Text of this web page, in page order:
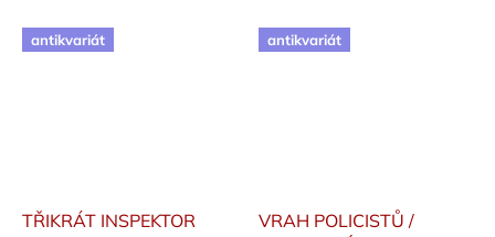
antikvariát
TŘIKRÁT INSPEKTOR
antikvariát
VRAH POLICISTŮ /